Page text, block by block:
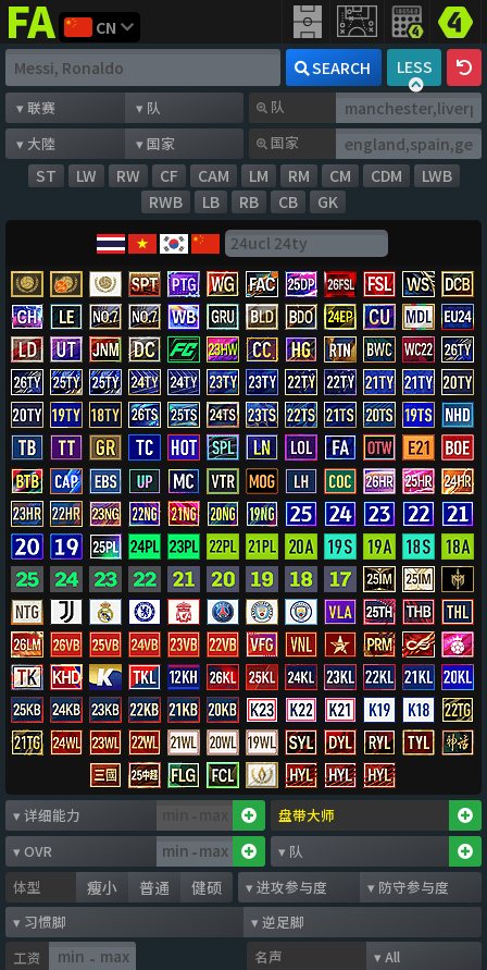
FIFAaddict
CN
SEARCH
LESS
队
国家
ST LW RW CF CAM LM RM CM CDM
LWB
RWB
LB RB CB GK
-
体型 瘦小 普通 健硕
工资 -
名声